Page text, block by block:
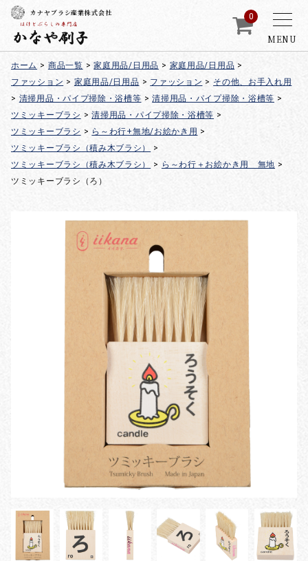
MENU
カナヤブラシ産業株式会社 0
ホーム > 商品一覧 > 家庭用品/日用品 > 家庭用品/日用品 >
ファッション > 家庭用品/日用品 > ファッション > その他、お手入れ用
> 清掃用品・パイプ掃除・浴槽等 > 清掃用品・パイプ掃除・浴槽等 >
ツミッキーブラシ > 清掃用品・パイプ掃除・浴槽等 >
ツミッキーブラシ > ら～わ行+無地/お絵かき用 >
ツミッキーブラシ（積み木ブラシ）
>
ツミッキーブラシ（積み木ブラシ）
> ら～わ行＋お絵かき用 無地 >
ツミッキーブラシ（ろ）